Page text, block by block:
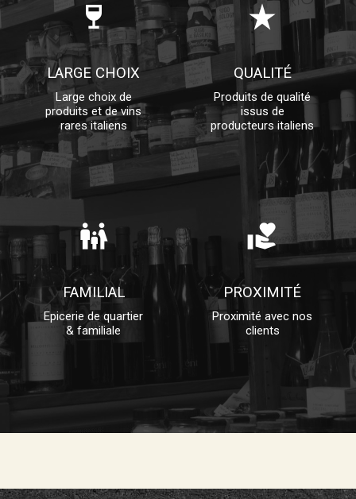
wine_bar
LARGE CHOIX
Large choix de
produits et de vins
rares italiens
star_rate
QUALITÉ
Produits de qualité
issus de
producteurs italiens
family_restroom
FAMILIAL
Epicerie de quartier
& familiale
volunteer_activism
PROXIMITÉ
Proximité avec nos
clients